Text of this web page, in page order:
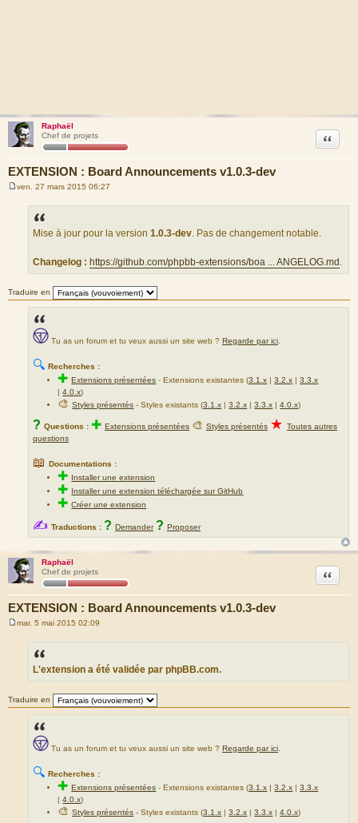
Raphaël
Chef de projets
EXTENSION : Board Announcements v1.0.3-dev
Citation
ven. 27 mars 2015 06:27
Mise à jour pour la version 1.0.3-dev. Pas de changement notable.
Changelog : https://github.com/phpbb-extensions/boa ... ANGELOG.md .
Traduire en
Tu as un forum et tu veux aussi un site web ? Regarde par ici
🔍 Recherches :
✚Extensions présentées -Extensions existantes (3.1.x |3.2.x |3.3.x
|4.0.x)
🎨Styles présentés - Styles existants (3.1.x |3.2.x |3.3.x |4.0.x)
? Questions : ✚ Extensions présentées 🎨 Styles présentés ★ Toutes autres
questions
📖 Documentations :
✚ Installer une extension
✚ Installer une extension téléchargée sur GitHub
✚Créer une extension
✍ Traductions : ? Demander ? Proposer
Raphaël
Chef de projets
EXTENSION : Board Announcements v1.0.3-dev
Citation
mar. 5 mai 2015 02:09
L'extension a été validée par phpBB.com.
Traduire en
Tu as un forum et tu veux aussi un site web ? Regarde par ici
🔍 Recherches :
✚Extensions présentées -Extensions existantes (3.1.x |3.2.x |3.3.x
|4.0.x)
🎨Styles présentés - Styles existants (3.1.x |3.2.x |3.3.x |4.0.x)